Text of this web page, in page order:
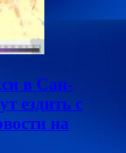
в Сан-
ездить с
на